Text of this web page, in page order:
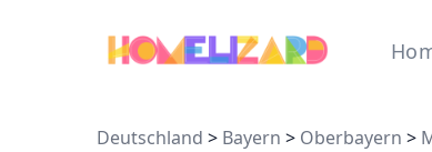
Deutschland > Bayern > Oberbayern >